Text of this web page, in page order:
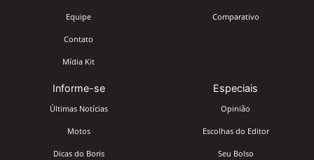
Equipe
Contato
Mídia Kit
Comparativo
Informe-se
Últimas Notícias
Motos
Dicas do Boris
Especiais
Opinião
Escolhas do Editor
Seu Bolso